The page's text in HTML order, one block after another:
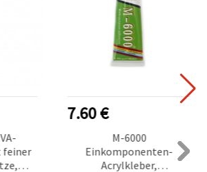
feiner
7.60 €
M-6000
Einkomponenten-
Acrylkleber,